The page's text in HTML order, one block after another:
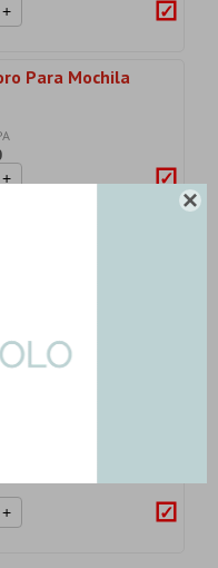

+
Para Mochila
+
+
Alta Absorcion
+